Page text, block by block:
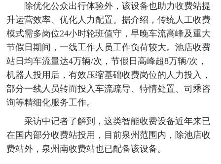
除优化公众出行体验外，该设备也助力收费站提
升运营效率、优化人力配置。据介绍，传统人工收费
模式需多岗位24小时轮班值守，早晚车流高峰及重大
节假日期间，一线工作人员工作负荷较大。池店收费
站日均车流量达4万辆/次，节假日高峰超8万辆/次，
机器人投用后，有效压缩基础收费岗位的人力投入，
部分一线人员转而投入车流疏导、特情处置、司乘咨
询等精细化服务工作。
采访中记者了解到，这类智能收费设备近年来已
在国内部分收费站投用，目前泉州范围内，除池店收
费站外，泉州南收费站也已配备该设备。